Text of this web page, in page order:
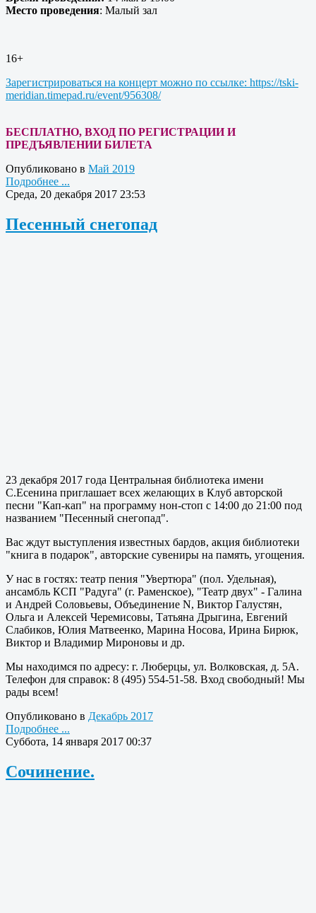
Место проведения: Малый зал
16+
Зарегистрироваться на концерт можно по ссылке: https://tski-
meridian.timepad.ru/event/956308/
БЕСПЛАТНО, ВХОД ПО РЕГИСТРАЦИИ И
ПРЕДЪЯВЛЕНИИ БИЛЕТА
Опубликовано в Май 2019
Подробнее ...
Среда, 20 декабря 2017 23:53
Песенный снегопад
23 декабря 2017 года Центральная библиотека имени
С.Есенина приглашает всех желающих в Клуб авторской
песни "Кап-кап" на программу нон-стоп с 14:00 до 21:00 под
названием "Песенный снегопад".
Вас ждут выступления известных бардов, акция библиотеки
"книга в подарок", авторские сувениры на память, угощения.
У нас в гостях: театр пения "Увертюра" (пол. Удельная),
ансамбль КСП "Радуга" (г. Раменское), "Театр двух" - Галина
и Андрей Соловьевы, Объединение N, Виктор Галустян,
Ольга и Алексей Черемисовы, Татьяна Дрыгина, Евгений
Слабиков, Юлия Матвеенко, Марина Носова, Ирина Бирюк,
Виктор и Владимир Мироновы и др.
Мы находимся по адресу: г. Люберцы, ул. Волковская, д. 5А.
Телефон для справок: 8 (495) 554-51-58. Вход свободный! Мы
рады всем!
Опубликовано в Декабрь 2017
Подробнее ...
Суббота, 14 января 2017 00:37
Сочинение.